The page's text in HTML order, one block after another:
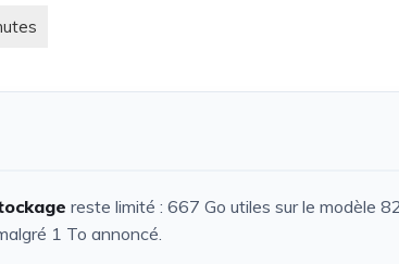
reste limité : 667 Go utiles sur le modèle
1 To annoncé.